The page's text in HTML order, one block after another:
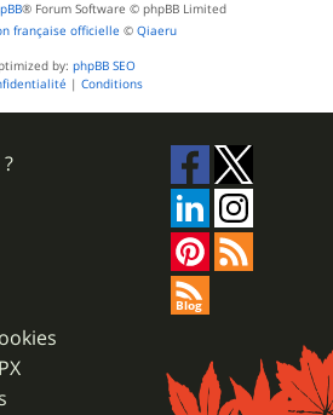
® Forum Software © phpBB Limited
française officielle © Qiaeru
by: phpBB SEO
| Conditions